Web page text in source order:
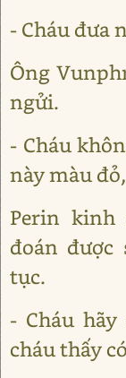
- Cháu đưa
Ông
ngửi.
- Cháu
này màu
Perin
đoán được
tục.
- Cháu
cháu thấy